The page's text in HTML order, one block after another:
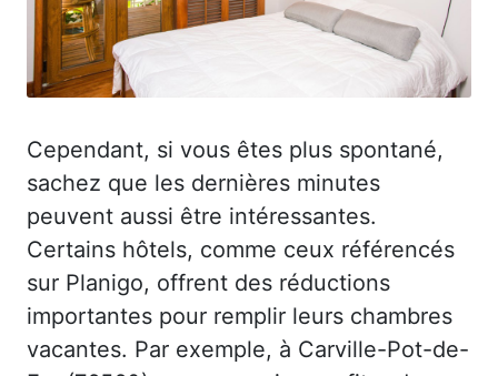
Cependant, si vous êtes plus spontané,
sachez que les dernières minutes
peuvent aussi être intéressantes.
Certains hôtels, comme ceux référencés
sur Planigo, offrent des réductions
importantes pour remplir leurs chambres
vacantes. Par exemple, à Carville-Pot-de-